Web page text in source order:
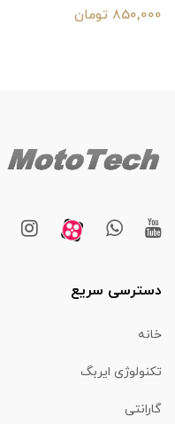
850,000 تومان
دسترسی سریع
خانه
تکنولوژی ایربگ
گارانتی